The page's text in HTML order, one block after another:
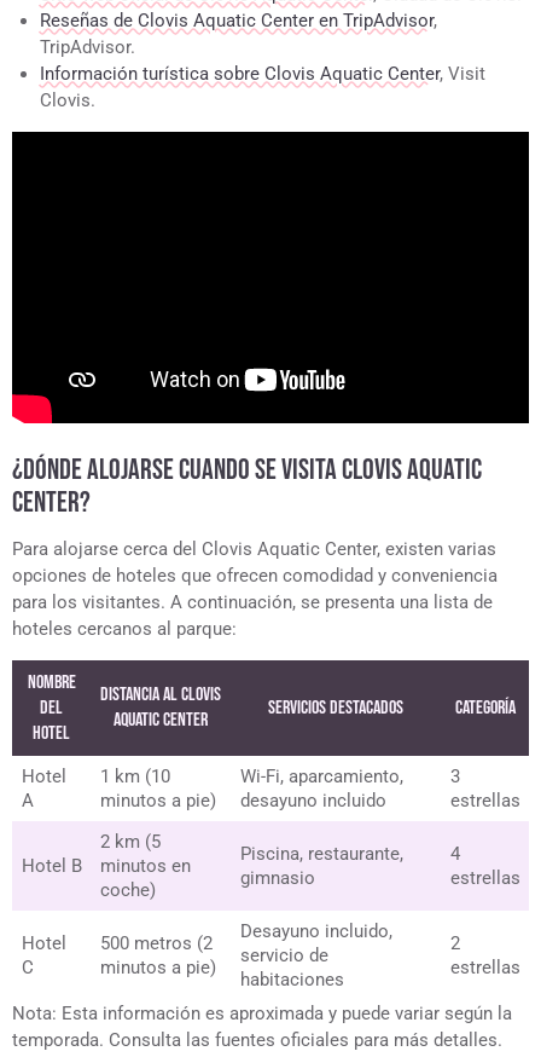
Reseñas de Clovis Aquatic Center en TripAdvisor,
TripAdvisor.
Información turística sobre Clovis Aquatic Center, Visit
Clovis.
¿DÓNDE ALOJARSE CUANDO SE VISITA CLOVIS AQUATIC
CENTER?
Para alojarse cerca del Clovis Aquatic Center, existen varias
opciones de hoteles que ofrecen comodidad y conveniencia
para los visitantes. A continuación, se presenta una lista de
hoteles cercanos al parque:
Nombre
del
Hotel
Distancia al Clovis
Aquatic Center
Servicios Destacados Categoría
Hotel
A
1 km (10
minutos a pie)
Wi-Fi, aparcamiento,
desayuno incluido
3
estrellas
Hotel B
2 km (5
minutos en
coche)
Piscina, restaurante,
gimnasio
4
estrellas
Hotel
C
500 metros (2
minutos a pie)
Desayuno incluido,
servicio de
habitaciones
2
estrellas
Nota: Esta información es aproximada y puede variar según la
temporada. Consulta las fuentes oficiales para más detalles.